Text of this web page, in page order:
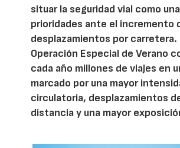
situar la seguridad vial como
prioridades ante el incremento
desplazamientos por carretera.
Operación Especial de Verano
cada año millones de viajes en
marcado por una mayor
circulatoria, desplazamientos
distancia y una mayor